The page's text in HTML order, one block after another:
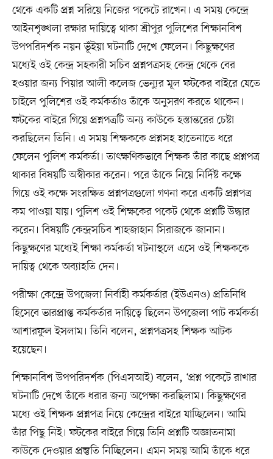
থেকে একটি প্রশ্ন সরিয়ে নিজের পকেটে রাখেন। এ সময় কেন্দ্রে
আইনশৃঙ্খলা রক্ষার দায়িত্বে থাকা শ্রীপুর পুলিশের শিক্ষানবিশ
উপপরিদর্শক নয়ন ভূঁইয়া ঘটনাটি দেখে ফেলেন। কিছুক্ষণের
মধ্যেই ওই কেন্দ্র সহকারী সচিব প্রশ্নপত্রসহ কেন্দ্র থেকে বের
হওয়ার জন্য পিয়ার আলী কলেজ ভেন্যুর মূল ফটকের বাইরে যেতে
চাইলে পুলিশের ওই কর্মকর্তাও তাঁকে অনুসরণ করতে থাকেন।
ফটকের বাইরে গিয়ে প্রশ্নপত্রটি অন্য কাউকে হস্তান্তরের চেষ্টা
করছিলেন তিনি। এ সময় শিক্ষককে প্রশ্নসহ হাতেনাতে ধরে
ফেলেন পুলিশ কর্মকর্তা। তাৎক্ষণিকভাবে শিক্ষক তাঁর কাছে প্রশ্নপত্র
থাকার বিষয়টি অস্বীকার করেন। পরে তাঁকে নিয়ে নির্দিষ্ট কক্ষে
গিয়ে ওই কক্ষে সংরক্ষিত প্রশ্নপত্রগুলো গণনা করে একটি প্রশ্নপত্র
কম পাওয়া যায়। পুলিশ ওই শিক্ষকের পকেট থেকে প্রশ্নটি উদ্ধার
করেন। বিষয়টি কেন্দ্রসচিব শাহজাহান সিরাজকে জানান।
কিছুক্ষণের মধ্যেই শিক্ষা কর্মকর্তা ঘটনাস্থলে এসে ওই শিক্ষককে
দায়িত্ব থেকে অব্যাহতি দেন।
পরীক্ষা কেন্দ্রে উপজেলা নির্বাহী কর্মকর্তার (ইউএনও) প্রতিনিধি
হিসেবে ভারপ্রাপ্ত কর্মকর্তার দায়িত্বে ছিলেন উপজেলা পাট কর্মকর্তা
আশারফুল ইসলাম। তিনি বলেন, প্রশ্নপত্রসহ শিক্ষক আটক
হয়েছেন।
শিক্ষানবিশ উপপরিদর্শক (পিএসআই) বলেন, ‘প্রশ্ন পকেটে রাখার
ঘটনাটি দেখে তাঁকে ধরার জন্য অপেক্ষা করছিলাম। কিছুক্ষণের
মধ্যে ওই শিক্ষক প্রশ্নপত্র নিয়ে কেন্দ্রের বাইরে যাচ্ছিলেন। আমি
তাঁর পিছু নিই। ফটকের বাইরে গিয়ে তিনি প্রশ্নটি অজ্ঞাতনামা
কাউকে দেওয়ার প্রস্তুতি নিচ্ছিলেন। এমন সময় আমি তাঁকে ধরে